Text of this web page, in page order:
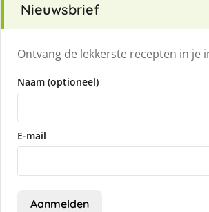
Nieuwsbrief
Ontvang de lekkerste recepten in je
Naam (optioneel)
E-mail
Aanmelden